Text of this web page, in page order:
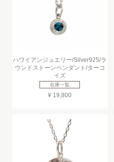
ハワイアンジュエリー/Silver925/ラ
ウンドストーンペンダント/ターコ
イズ
在庫一覧
¥ 19,800